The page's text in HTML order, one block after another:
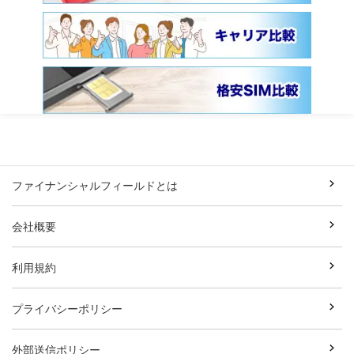
ファイナンシャルフィールドとは
会社概要
利用規約
プライバシーポリシー
外部送信ポリシー